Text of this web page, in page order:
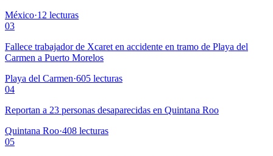
México·12 lecturas
03
Fallece trabajador de Xcaret en accidente en tramo de Playa del
Carmen a Puerto Morelos
Playa del Carmen·605 lecturas
04
Reportan a 23 personas desaparecidas en Quintana Roo
Quintana Roo·408 lecturas
05